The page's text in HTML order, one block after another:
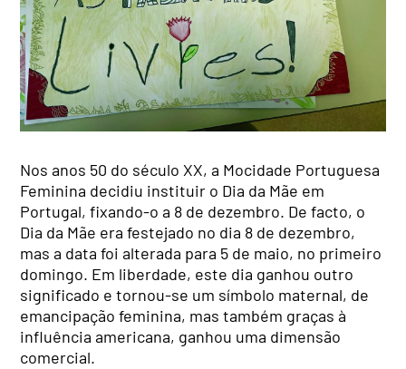
Nos anos 50 do século XX, a Mocidade Portuguesa
Feminina decidiu instituir o Dia da Mãe em
Portugal, fixando-o a 8 de dezembro. De facto, o
Dia da Mãe era festejado no dia 8 de dezembro,
mas a data foi alterada para 5 de maio, no primeiro
domingo. Em liberdade, este dia ganhou outro
significado e tornou-se um símbolo maternal, de
emancipação feminina, mas também graças à
influência americana, ganhou uma dimensão
comercial.